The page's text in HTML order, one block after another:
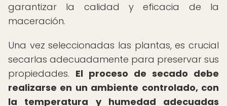
garantizar la calidad y eficacia de la
maceración.
Una vez seleccionadas las plantas, es crucial
secarlas adecuadamente para preservar sus
propiedades. El proceso de secado debe
realizarse en un ambiente controlado, con
la temperatura y humedad adecuadas